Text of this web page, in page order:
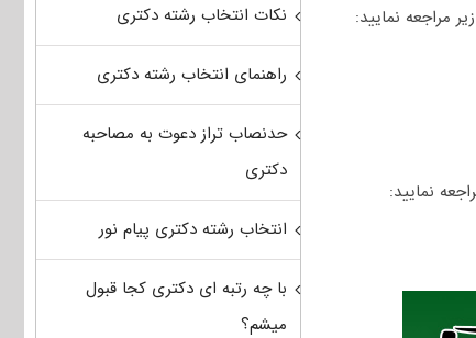
مراجعه نمایید:
نمایید:
نکات انتخاب رشته دکتری
راهنمای انتخاب رشته دکتری
حدنصاب تراز دعوت به مصاحبه
دکتری
انتخاب رشته دکتری پیام نور
با چه رتبه ای دکتری کجا قبول
میشم؟